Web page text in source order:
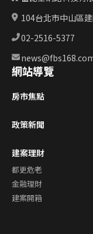
104台北市中山區
02-2516-5377
網站導覽
房市焦點
政策新聞
建案理財
都更危老
金融理財
建案開箱